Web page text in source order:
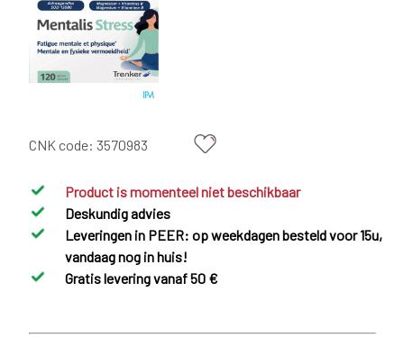
CNK code: 3570983
Product is momenteel niet beschikbaar
Deskundig advies
Leveringen in PEER: op weekdagen besteld voor 15u,
vandaag nog in huis!
Gratis levering vanaf 50 €